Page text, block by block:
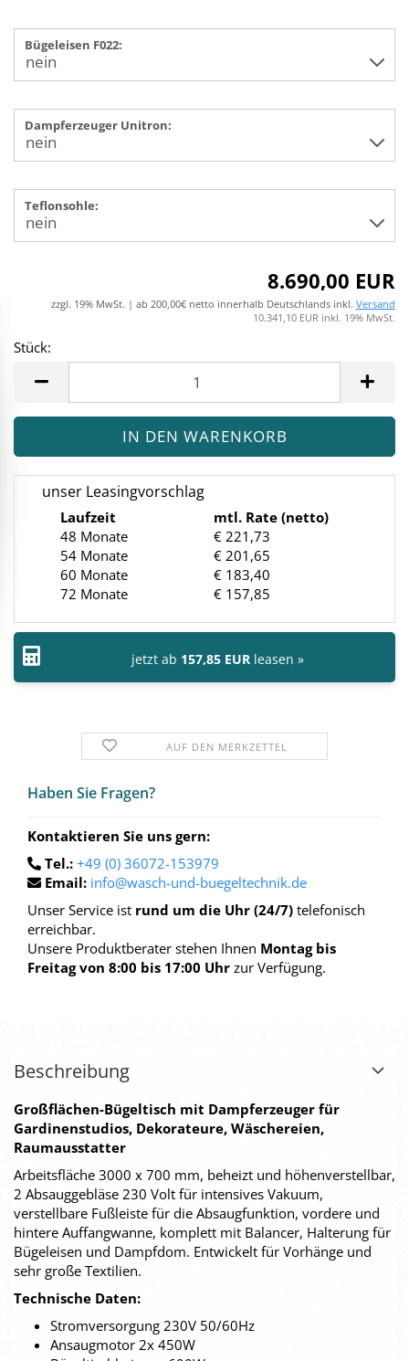
Bügeleisen F022:
Dampferzeuger Unitron:
Teflonsohle:
8.690,00 EUR
zzgl. 19% MwSt. | ab 200,00€ netto innerhalb Deutschlands inkl. Versand
10.341,10 EUR inkl. 19% MwSt.
Stück:
unser Leasingvorschlag
Laufzeit
mtl. Rate (netto)
48 Monate
€ 221,73
54 Monate
€ 201,65
60 Monate
€ 183,40
72 Monate
€ 157,85
jetzt ab 157,85 EUR leasen »
AUF DEN MERKZETTEL
Haben Sie Fra­gen?
Kontaktieren Sie uns gern:
Tel.: +49 (0) 36072-153979
Email: info@wasch-und-buegeltechnik.de
Unser Service ist rund um die Uhr (24/7) telefonisch
erreichbar.
Unsere Produktberater stehen Ihnen Montag bis
Freitag von 8:00 bis 17:00 Uhr zur Verfügung.
Beschreibung
Großflächen-Bügeltisch mit Dampferzeuger für
Gardinenstudios, Dekorateure, Wäschereien,
Raumausstatter
Arbeitsfläche 3000 x 700 mm, beheizt und höhenverstellbar,
2 Absauggebläse 230 Volt für intensives Vakuum,
verstellbare Fußleiste für die Absaugfunktion, vordere und
hintere Auffangwanne, komplett mit Balancer, Halterung für
Bügeleisen und Dampfdom. Entwickelt für Vorhänge und
sehr große Textilien.
Technische Daten:
Stromversorgung 230V 50/60Hz
Ansaugmotor 2x 450W